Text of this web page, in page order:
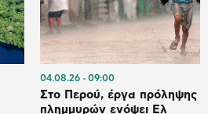
04.08.26 09:00
Στο Περού, έργα πρόληψης
πλημμυρών ενόψει Ελ